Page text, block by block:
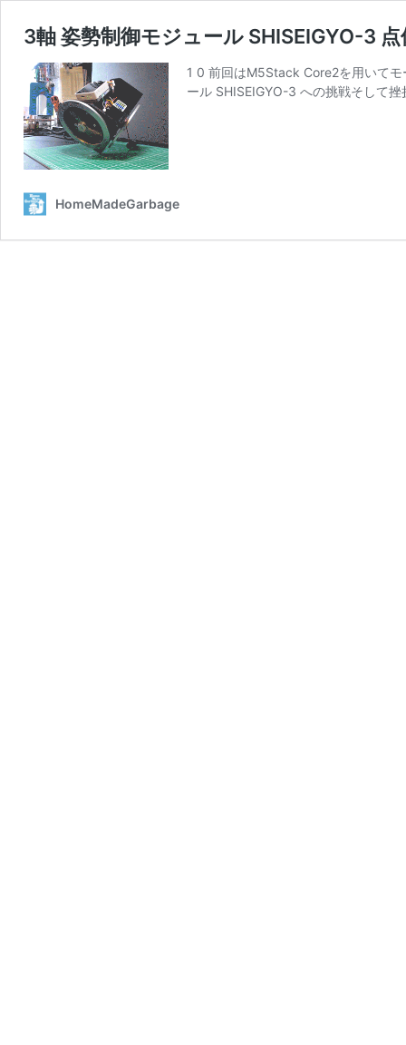
3軸 姿勢制御モジュール SHISEIGYO-3
1 0 前回はM5Stack Core2を用いて
ール SHISEIGYO-3 への挑戦そして
HomeMadeGarbage